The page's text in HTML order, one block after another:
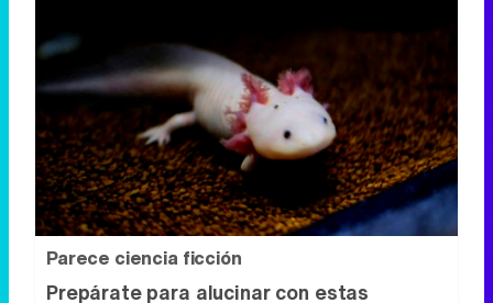
Parece ciencia ficción
Prepárate para alucinar con estas
criaturas